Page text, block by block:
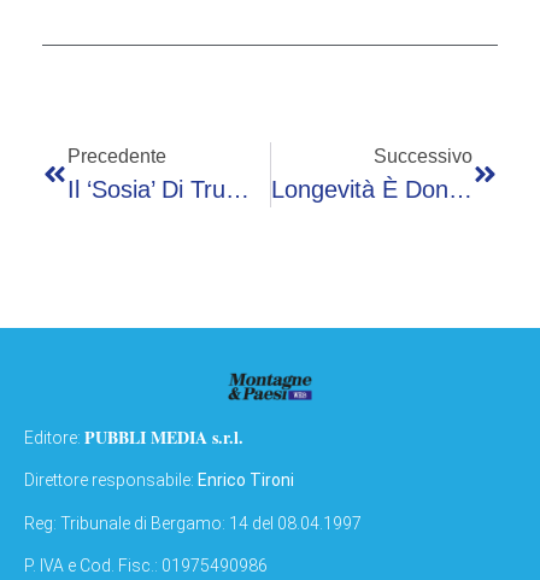
Precedente
Il ‘sosia’ Di Trump È Un Bufalo. E Verrà Ucciso Presto
Successivo
Longevità È Donna? Al ReNest Esperti Su Ruolo Del Femminile Su Prevenzione
Editore: PUBBLI MEDIA s.r.l.
Direttore responsabile: Enrico Tironi
Reg: Tribunale di Bergamo: 14 del 08.04.1997
P. IVA e Cod. Fisc.: 01975490986